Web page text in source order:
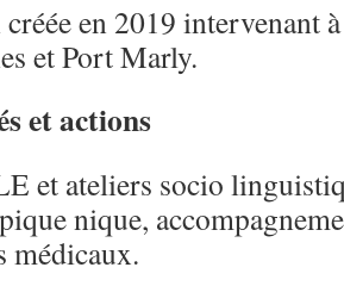
en 2019 intervenant
et Port Marly.
et actions
et ateliers socio
nique,
médicaux.